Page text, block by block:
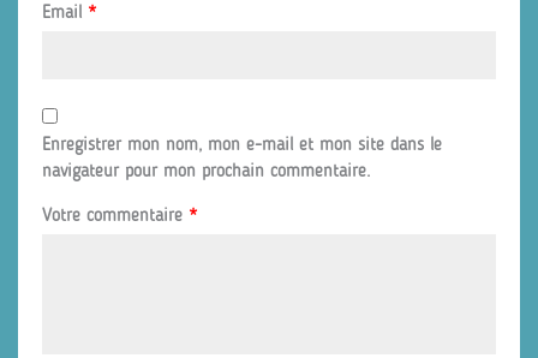
Email *
Enregistrer mon nom, mon e-mail et mon site dans le
navigateur pour mon prochain commentaire.
Votre commentaire *